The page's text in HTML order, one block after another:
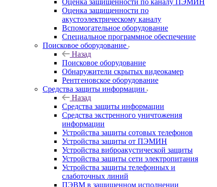
Оценка защищенности по каналу ПЭМИН
Оценка защищенности по
акустоэлектрическому каналу
Вспомогательное оборудование
Специальное программное обеспечение
Поисковое оборудование
Назад
Поисковое оборудование
Обнаружители скрытых видеокамер
Рентгеновское оборудование
Средства защиты информации
Назад
Средства защиты информации
Средства экстренного уничтожения
информации
Устройства защиты сотовых телефонов
Устройства защиты от ПЭМИН
Устройства виброакустической защиты
Устройства защиты сети электропитания
Устройства защиты телефонных и
слаботочных линий
ПЭВМ в защищенном исполнении